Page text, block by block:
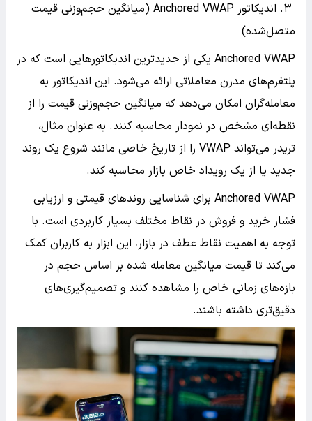
۳. اندیکاتور Anchored VWAP (میانگین حجم‌وزنی قیمت
متصل‌شده)
Anchored VWAP یکی از جدیدترین اندیکاتورهایی است که در
پلتفرم‌های مدرن معاملاتی ارائه می‌شود. این اندیکاتور به
معامله‌گران امکان می‌دهد که میانگین حجم‌وزنی قیمت را از
نقطه‌ای مشخص در نمودار محاسبه کنند. به عنوان مثال،
تریدر می‌تواند VWAP را از تاریخ خاصی مانند شروع یک روند
جدید یا از یک رویداد خاص بازار محاسبه کند.
Anchored VWAP برای شناسایی روندهای قیمتی و ارزیابی
فشار خرید و فروش در نقاط مختلف بسیار کاربردی است. با
توجه به اهمیت نقاط عطف در بازار، این ابزار به کاربران کمک
می‌کند تا قیمت میانگین معامله شده بر اساس حجم در
بازه‌های زمانی خاص را مشاهده کنند و تصمیم‌گیری‌های
دقیق‌تری داشته باشند.